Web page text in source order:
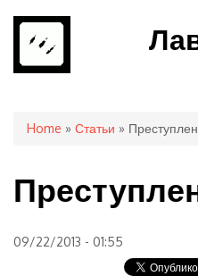
You are here
Home » Статьи »
09/22/2013 - 01:55